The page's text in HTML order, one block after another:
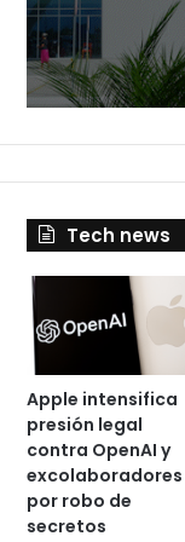
Tech news
Apple intensifica
presión legal
contra OpenAI y
excolaboradores
por robo de
secretos